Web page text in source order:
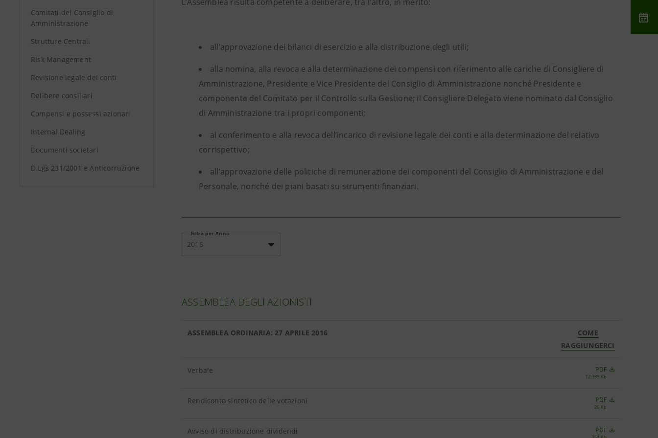
Comitati del Consiglio di
Amministrazione
Strutture Centrali
Risk Management
Revisione legale dei conti
Delibere consiliari
Compensi e possessi azionari
Internal Dealing
Documenti societari
D.Lgs 231/2001 e Anticorruzione
all’approvazione dei bilanci di esercizio e alla distribuzione degli utili;
alla nomina, alla revoca e alla determinazione dei compensi con riferimento alle cariche di Consigliere di
Amministrazione, Presidente e Vice Presidente del Consiglio di Amministrazione nonché Presidente e
componente del Comitato per il Controllo sulla Gestione; il Consigliere Delegato viene nominato dal Consiglio
di Amministrazione tra i propri componenti;
al conferimento e alla revoca dell’incarico di revisione legale dei conti e alla determinazione del relativo
corrispettivo;
all’approvazione delle politiche di remunerazione dei componenti del Consiglio di Amministrazione e del
Personale, nonché dei piani basati su strumenti finanziari.
Filtra per Anno
2016
ASSEMBLEA DEGLI AZIONISTI
ASSEMBLEA ORDINARIA: 27 APRILE 2016
COME
RAGGIUNGERCI
Verbale PDF
12.339 Kb
Rendiconto sintetico delle votazioni PDF
26 Kb
Avviso di distribuzione dividendi PDF